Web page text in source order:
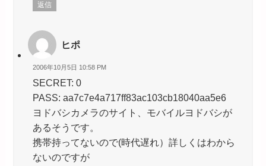
返信
ヒポ
2006年10月5日 10:58 PM
SECRET: 0
PASS: aa7c7e4a717ff83ac103cb18040aa5e6
ヨドバシカメラのサイト、モバイルヨドバシが
あるそうです。
携帯持ってないので(時代遅れ）詳しくはわから
ないのですが